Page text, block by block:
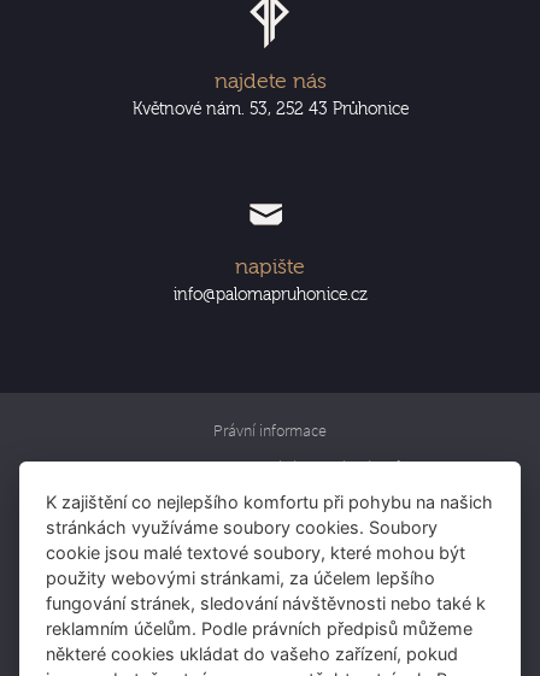
najdete nás
Květnové nám. 53, 252 43 Průhonice
napište
info@palomapruhonice.cz
Právní informace
Informace o zpracování osobních údajů
Rezervujte si pokoj
Rezervujte si stůl
Darujte voucher
Skupina IMOBA:
K zajištění co nejlepšího komfortu při pohybu na našich
stránkách využíváme soubory cookies. Soubory
cookie jsou malé textové soubory, které mohou být
použity webovými stránkami, za účelem lepšího
fungování stránek, sledování návštěvnosti nebo také k
reklamním účelům. Podle právních předpisů můžeme
některé cookies ukládat do vašeho zařízení, pokud